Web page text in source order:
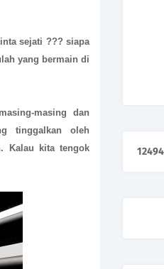
sejati ??? siapa
yang bermain di
masing dan
tinggalkan oleh
Kalau kita tengok
12494